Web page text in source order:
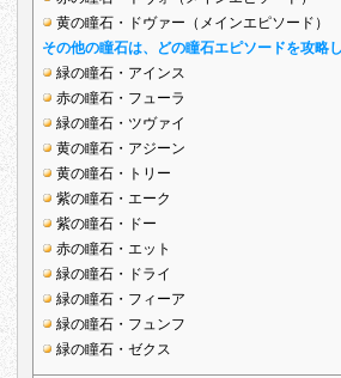
黄の瞳石・ドヴァー（メインエピソード）
その他の瞳石は、どの瞳石エピソードを攻略
緑の瞳石・アインス
赤の瞳石・フューラ
緑の瞳石・ツヴァイ
黄の瞳石・アジーン
黄の瞳石・トリー
紫の瞳石・エーク
紫の瞳石・ドー
赤の瞳石・エット
緑の瞳石・ドライ
緑の瞳石・フィーア
緑の瞳石・フュンフ
緑の瞳石・ゼクス